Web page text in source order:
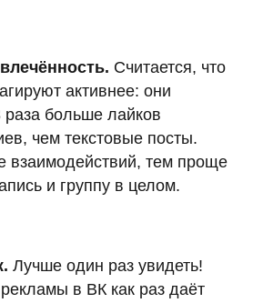
Считается, что
активнее: они
раза больше лайков
чем текстовые посты.
взаимодействий, тем проще
и группу в целом.
Лучше один раз увидеть!
в ВК как раз даёт